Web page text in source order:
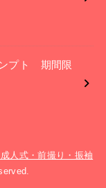
プト 期間限
人式・前撮り・振袖